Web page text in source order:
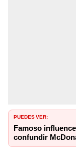
PUEDES VER:
Famoso
confundir